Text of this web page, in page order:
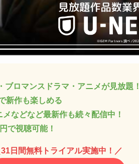
ロマンスドラマ・アニメが見放題！
新作も楽しめる
などなど最新作も続々配信中！
で視聴可能！
31日間無料トライアル実施中！ ／